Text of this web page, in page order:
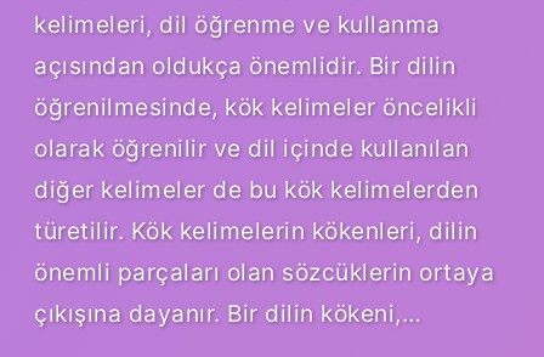
kelimeleri, dil öğrenme ve kullanma
açısından oldukça önemlidir. Bir dilin
öğrenilmesinde, kök kelimeler öncelikli
olarak öğrenilir ve dil içinde kullanılan
diğer kelimeler de bu kök kelimelerden
türetilir. Kök kelimelerin kökenleri, dilin
önemli parçaları olan sözcüklerin ortaya
çıkışına dayanır. Bir dilin kökeni,…